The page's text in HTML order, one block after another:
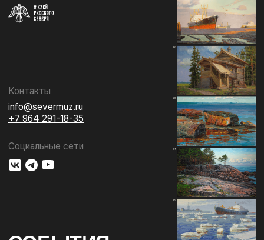
ПОДДЕРЖАТЬ
КОНТАКТЫ
Использование материалов сайта
СОБЫТИЯ